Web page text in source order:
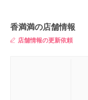
香満満の店舗情報
店舗情報の更新依頼